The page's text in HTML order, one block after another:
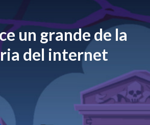
un grande de la
del internet